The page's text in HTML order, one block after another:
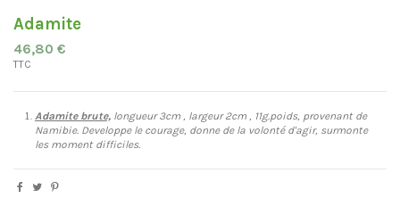
Adamite
46,80 €
TTC
Adamite brute, longueur 3cm , largeur 2cm , 11g.poids, provenant de
Namibie. Developpe le courage, donne de la volonté d'agir, surmonte
les moment difficiles.